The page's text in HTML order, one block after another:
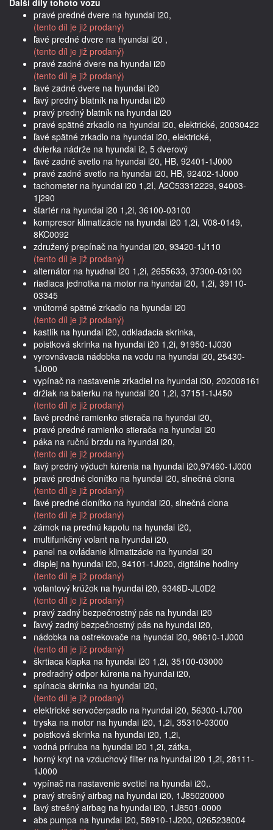
pravé predné dvere na hyundai i20,
(tento díl je již prodaný)
ľavé predné dvere na hyundai i20 ,
(tento díl je již prodaný)
pravé zadné dvere na hyundai i20
(tento díl je již prodaný)
ľavé zadné dvere na hyundai i20
ľavý predný blatník na hyundai i20
pravý predný blatník na hyundai i20
pravé spätné zrkadlo na hyundai i20, elektrické, 20030422
ľavé spätné zrkadlo na hyundai i20, elektrické,
dvierka nádrže na hyundai i2, 5 dverový
ľavé zadné svetlo na hyundai i20, HB, 92401-1J000
pravé zadné svetlo na hyundai i20, HB, 92402-1J000
tachometer na hyundai i20 1,2I, A2C53312229, 94003-
1j290
štartér na hyundai i20 1,2i, 36100-03100
kompresor klimatizácie na hyundai i20 1,2i, V08-0149,
8KC0092
združený prepínač na hyundai i20, 93420-1J110
(tento díl je již prodaný)
alternátor na hyudnai i20 1,2i, 2655633, 37300-03100
riadiaca jednotka na motor na hyundai i20, 1,2i, 39110-
03345
vnútorné spätné zrkadlo na hyundai i20
(tento díl je již prodaný)
kastlík na hyundai i20, odkladacia skrinka,
poistková skrinka na hyundai i20 1,2i, 91950-1J030
vyrovnávacia nádobka na vodu na hyundai i20, 25430-
1J000
vypínač na nastavenie zrkadiel na hyundai i30, 202008161
držiak na baterku na hyundai i20 1,2i, 37151-1J450
(tento díl je již prodaný)
ľavé predné ramienko stierača na hyundai i20,
pravé predné ramienko stierača na hyundai i20
páka na ručnú brzdu na hyundai i20,
(tento díl je již prodaný)
ľavý predný výduch kúrenia na hyundai i20,97460-1J000
pravé predné clonítko na hyundai i20, slnečná clona
(tento díl je již prodaný)
ľavé predné clonítko na hyundai i20, slnečná clona
(tento díl je již prodaný)
zámok na prednú kapotu na hyundai i20,
multifunkčný volant na hyundai i20,
panel na ovládanie klimatizácie na hyundai i20
displej na hyundai i20, 94101-1J020, digitálne hodiny
(tento díl je již prodaný)
volantový krúžok na hyundai i20, 9348D-JL0D2
(tento díl je již prodaný)
pravý zadný bezpečnostný pás na hyundai i20
ľavvý zadný bezpečnostný pás na hyundai i20,
nádobka na ostrekovače na hyundai i20, 98610-1J000
(tento díl je již prodaný)
škrtiaca klapka na hyundai i20 1,2i, 35100-03000
predradný odpor kúrenia na hyundai i20,
spínacia skrinka na hyundai i20,
(tento díl je již prodaný)
elektrické servočerpadlo na hyundai i20, 56300-1J700
tryska na motor na hyundai i20, 1,2i, 35310-03000
poistková skrinka na hyundai i20, 1,2i,
vodná príruba na hyundai i20 1,2i, zátka,
horný kryt na vzduchový filter na hyundai i20 1,2i, 28111-
1J000
vypínač na nastavenie svetiel na hyundai i20,.
pravý strešný airbag na hyundai i20, 1J85020000
ľavý strešný airbag na hyundai i20, 1J8501-0000
abs pumpa na hyundai i20, 58910-1J200, 0265238004